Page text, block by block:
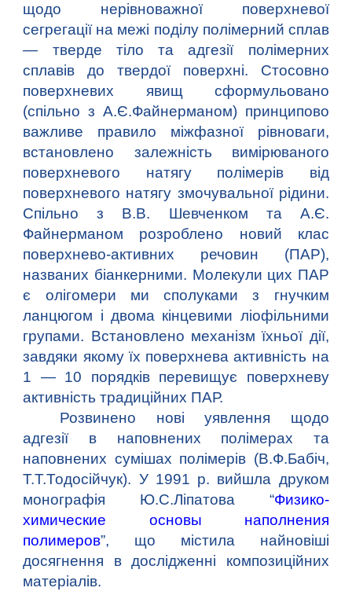
щодо нерівноважної поверхневої
сегрегації на межі поділу полімерний сплав
— тверде тіло та адгезії полімерних
сплавів до твердої поверхні. Стосовно
поверхневих явищ сформульовано
(спільно з А.Є.Файнерманом) принципово
важливе правило міжфазної рівноваги,
встановлено залежність вимірюваного
поверхневого натягу полімерів від
поверхневого натягу змочувальної рідини.
Спільно з В.В. Шевченком та А.Є.
Файнерманом розроблено новий клас
поверхнево-активних речовин (ПАР),
названих біанкерними. Молекули цих ПАР
є олігомери ми сполуками з гнучким
ланцюгом і двома кінцевими ліофільними
групами. Встановлено механізм їхньої дії,
завдяки якому їх поверхнева активність на
1 — 10 порядків перевищує поверхневу
активність традиційних ПАР.
Розвинено нові уявлення щодо
адгезії в наповнених полімерах та
наповнених сумішах полімерів (В.Ф.Бабіч,
Т.Т.Тодосійчук). У 1991 р. вийшла друком
монографія Ю.С.Ліпатова “Физико-
химические основы наполнения
полимеров”, що містила найновіші
досягнення в дослідженні композиційних
матеріалів.